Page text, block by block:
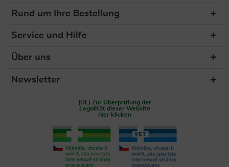
Rund um Ihre Bestellung
Service und Hilfe
Über uns
Newsletter
(DE) Zur Überprüfung der
Legalität dieser Website
hier klicken